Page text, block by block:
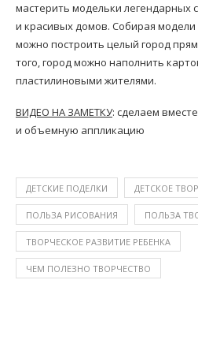
мастерить модельки легендарных
и красивых домов. Собирая
можно построить целый город
того, город можно наполнить
пластилиновыми жителями.
ВИДЕО НА ЗАМЕТКУ: сделаем
и объемную аппликацию
ДЕТСКИЕ ПОДЕЛКИ ДЕТСКОЕ
ПОЛЬЗА РИСОВАНИЯ ПОЛЬЗА
ТВОРЧЕСКОЕ РАЗВИТИЕ РЕБЕНКА
ЧЕМ ПОЛЕЗНО ТВОРЧЕСТВО